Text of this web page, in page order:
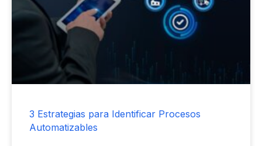
3 Estrategias para Identificar Procesos
Automatizables